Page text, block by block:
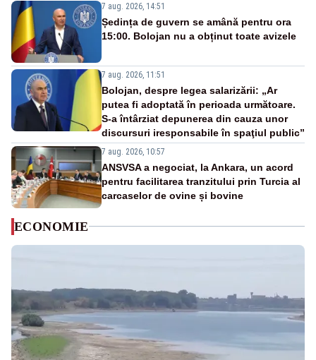
7 aug. 2026, 14:51
Ședința de guvern se amână pentru ora
15:00. Bolojan nu a obținut toate avizele
7 aug. 2026, 11:51
Bolojan, despre legea salarizării: „Ar
putea fi adoptată în perioada următoare.
S-a întârziat depunerea din cauza unor
discursuri iresponsabile în spaţiul public”
7 aug. 2026, 10:57
ANSVSA a negociat, la Ankara, un acord
pentru facilitarea tranzitului prin Turcia al
carcaselor de ovine și bovine
ECONOMIE